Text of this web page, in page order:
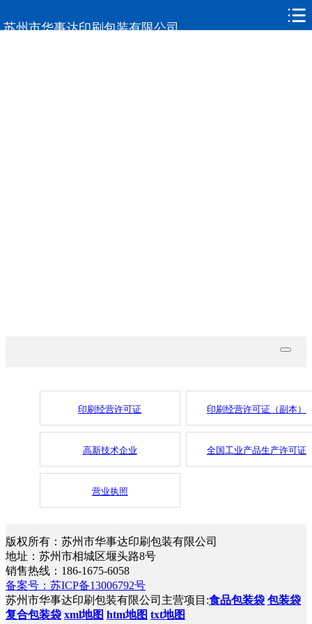
苏州市华事达印刷包装有限公司
网站首页
印刷经营许可证 印刷经营许可证（副本）
高新技术企业 全国工业产品生产许可证
营业执照
版权所有：苏州市华事达印刷包装有限公司
地址：苏州市相城区堰头路8号
销售热线：186-1675-6058
备案号：苏ICP备13006792号
苏州市华事达印刷包装有限公司主营项目:食品包装袋 包装袋
复合包装袋 xml地图 htm地图 txt地图